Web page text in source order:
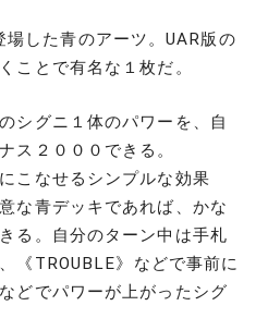
場した青のアーツ。UAR版の
ことで有名な１枚だ。
シグニ１体のパワーを、自
ス２０００できる。
こなせるシンプルな効果
な青デッキであれば、かな
る。自分のターン中は手札
《TROUBLE》などで事前に
どでパワーが上がったシグ